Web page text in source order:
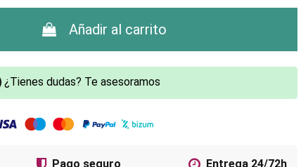
Añadir al carrito
¿Tienes dudas? Te asesoramos
Pago seguro Entrega 24/72h